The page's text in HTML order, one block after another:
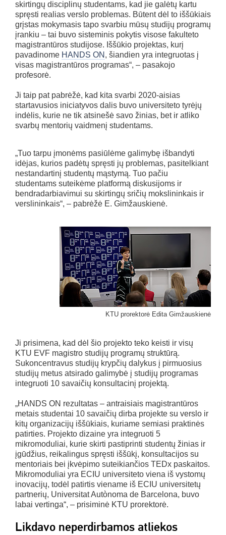
skirtingų disciplinų studentams, kad jie galėtų kartu
spręsti realias verslo problemas. Būtent dėl to iššūkiais
grįstas mokymasis tapo svarbiu mūsų studijų programų
įrankiu – tai buvo sisteminis pokytis visose fakulteto
magistrantūros studijose. Iššūkio projektas, kurį
pavadinome HANDS ON , šiandien yra integruotas į
visas magistrantūros programas“, – pasakojo
profesorė.
Ji taip pat pabrėžė, kad kita svarbi 2020-aisias
startavusios iniciatyvos dalis buvo universiteto tyrėjų
indėlis, kurie ne tik atsinešė savo žinias, bet ir atliko
svarbų mentorių vaidmenį studentams.
„Tuo tarpu įmonėms pasiūlėme galimybę išbandyti
idėjas, kurios padėtų spręsti jų problemas, pasitelkiant
nestandartinį studentų mąstymą. Tuo pačiu
studentams suteikėme platformą diskusijoms ir
bendradarbiavimui su skirtingų sričių mokslininkais ir
verslininkais“, – pabrėžė E. Gimžauskienė.
KTU prorektorė Edita Gimžauskienė
Ji prisimena, kad dėl šio projekto teko keisti ir visų
KTU EVF magistro studijų programų struktūrą.
Sukoncentravus studijų krypčių dalykus į pirmuosius
studijų metus atsirado galimybė į studijų programas
integruoti 10 savaičių konsultacinį projektą.
„HANDS ON rezultatas – antraisiais magistrantūros
metais studentai 10 savaičių dirba projekte su verslo ir
kitų organizacijų iššūkiais, kuriame semiasi praktinės
patirties. Projekto dizaine yra integruoti 5
mikromoduliai, kurie skirti pastiprinti studentų žinias ir
įgūdžius, reikalingus spręsti iššūkį, konsultacijos su
mentoriais bei įkvėpimo suteikiančios TEDx paskaitos.
Mikromoduliai yra ECIU universiteto viena iš vystomų
inovacijų, todėl patirtis viename iš ECIU universitetų
partnerių, Universitat Autònoma de Barcelona, buvo
labai vertinga“, – prisiminė KTU prorektorė.
Likdavo neperdirbamos atliekos